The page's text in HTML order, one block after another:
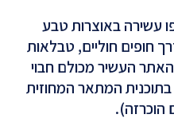
עשירה באוצרות טבע
חופים חוליים, טבלאות
העשיר מכולם חבוי
המתאר המחוזית